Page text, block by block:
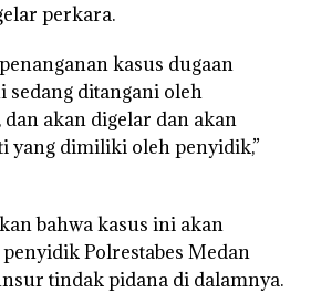
perkara.
kasus dugaan
ditangani oleh
dan akan digelar dan akan
yang dimiliki oleh penyidik,”
bahwa kasus ini akan
Polrestabes Medan
tindak pidana di dalamnya.